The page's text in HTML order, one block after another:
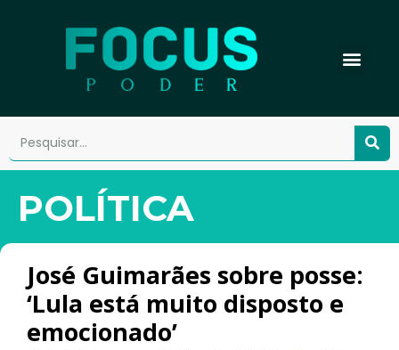
POLÍTICA
José Guimarães sobre posse:
‘Lula está muito disposto e
emocionado’